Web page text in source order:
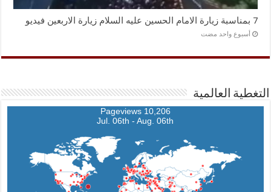
7 بمناسبة زيارة الامام الحسين عليه السلام زيارة الاربعين فيديو
‏أسبوع واحد مضت
التغطية العالمية
10,206 Pageviews
Jul. 06th - Aug. 06th